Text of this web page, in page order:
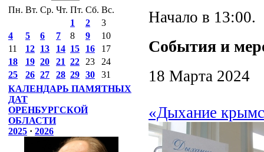
Пн. Вт. Ср. Чт. Пт. Сб. Вс.
1
2
3
4
5 6 7 8 9
10
11
12 13 14 15 16
17
18
19 20 21 22 23
24
25
26 27 28 29 30
31
КАЛЕНДАРЬ ПАМЯТНЫХ
ДАТ
ОРЕНБУРГСКОЙ
ОБЛАСТИ
2025 · 2026
Начало в 13:00.
События и
18 Марта 2024
«Дыхание